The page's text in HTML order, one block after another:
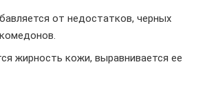
от недостатков, черных
жирность кожи, выравнивается ее